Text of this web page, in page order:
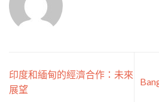
印度和緬甸的經濟合作：未來
展望